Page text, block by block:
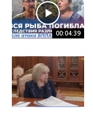
00:04:39